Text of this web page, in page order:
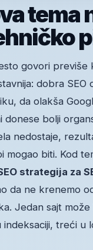
tema
govori previše
dobra SEO
da olakša
donese bolji
nedostaje,
mogao biti. Kod
strategija za
da ne krenemo
Jedan sajt
indeksaciji, treći u